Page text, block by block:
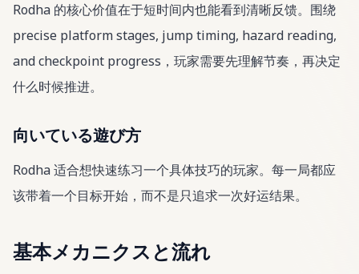
Rodha 的核心价值在于短时间内也能看到清晰反馈。围绕
precise platform stages, jump timing, hazard reading,
and checkpoint progress，玩家需要先理解节奏，再决定
什么时候推进。
向いている遊び方
Rodha 适合想快速练习一个具体技巧的玩家。每一局都应
该带着一个目标开始，而不是只追求一次好运结果。
基本メカニクスと流れ